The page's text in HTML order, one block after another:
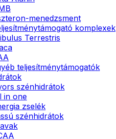
menedzsment
komplexek
Terrestris
teljesítménytámogatók
szénhidrátok
in one
zselék
szénhidrátok